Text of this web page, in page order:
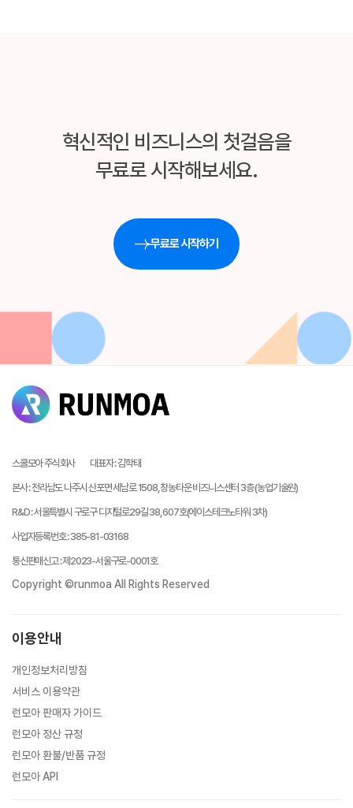
혁신적인 비즈니스의 첫걸음을
무료로 시작해보세요.
무료로 시작하기
스쿨모아 주식회사 대표자:김학태
본사:전라남도 나주시 산포면 세남로 1508, 창농타운 비즈니스센터 3층 (농업기술원)
R&D:서울특별시 구로구 디지털로29길 38, 607호(에이스테크노타워 3차)
사업자등록번호:385-81-03168
통신판매신고:제2023-서울구로-0001호
Copyright ©runmoa All Rights Reserved
이용안내
개인정보처리방침
서비스 이용약관
런모아 판매자 가이드
런모아 정산 규정
런모아 환불/반품 규정
런모아 API